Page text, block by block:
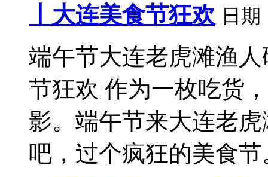
丨大连美食节狂欢 日期
端午节大连老虎滩渔
节狂欢 作为一枚吃货
影。端午节来大连老
吧，过个疯狂的美食节